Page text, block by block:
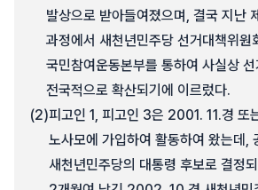
발상으로 받아들여졌으며, 결국 지난
과정에서 새천년민주당 선거대책위원
국민참여운동본부를 통하여 사실상
전국적으로 확산되기에 이르렀다.
(2)피고인 1, 피고인 3은 2001. 11.경
노사모에 가입하여 활동하여 왔는데,
새천년민주당의 대통령 후보로 결정